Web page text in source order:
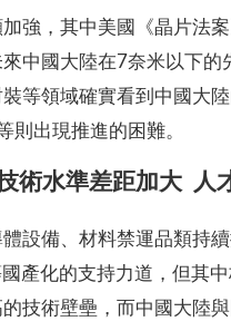
強，其中美國《晶片法
中國大陸在7奈米以下
等領域確實看到中國大
則出現推進的困難。
術水準差距加大 人
設備、材料禁運品類持
產化的支持力道，但其
技術壁壘，而中國大陸